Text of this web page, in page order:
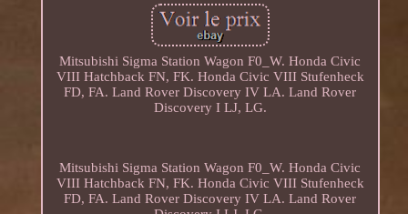
Mitsubishi Sigma Station Wagon F0_W. Honda Civic
VIII Hatchback FN, FK. Honda Civic VIII Stufenheck
FD, FA. Land Rover Discovery IV LA. Land Rover
Discovery I LJ, LG.
Mitsubishi Sigma Station Wagon F0_W. Honda Civic
VIII Hatchback FN, FK. Honda Civic VIII Stufenheck
FD, FA. Land Rover Discovery IV LA. Land Rover